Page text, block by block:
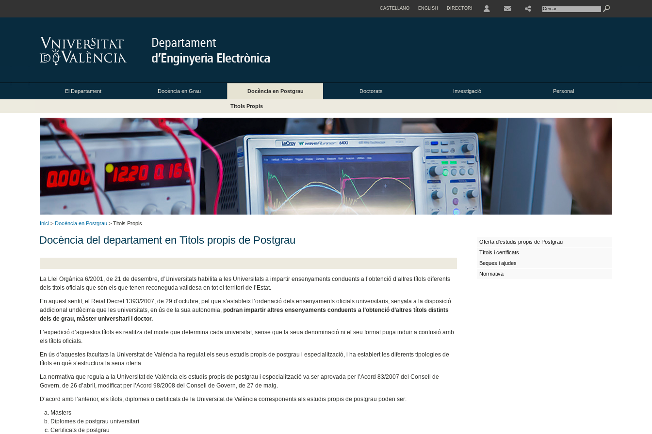
CASTELLANO ENGLISH DIRECTORI
El Departament Docència en Grau Docència en Postgrau Doctorats Investigació Personal
Titols Propis
Inici > Docència en Postgrau > Titols Propis
Docència del departament en Titols propis de Postgrau
La Llei Orgànica 6/2001, de 21 de desembre, d’Universitats habilita a les Universitats a impartir ensenyaments conduents a l’obtenció d’altres títols diferents
dels títols oficials que són els que tenen reconeguda validesa en tot el territori de l’Estat.
En aquest sentit, el Reial Decret 1393/2007, de 29 d’octubre, pel que s’estableix l’ordenació dels ensenyaments oficials universitaris, senyala a la disposició
addicional undècima que les universitats, en ús de la sua autonomia,podran impartir altres ensenyaments conduents a l’obtenció d’altres títols distints
dels de grau, màster universitari i doctor.
L’expedició d’aquestos títols es realitza del mode que determina cada universitat, sense que la seua denominació ni el seu format puga induir a confusió amb
els títols oficials.
En ús d’aquestes facultats la Universitat de València ha regulat els seus estudis propis de postgrau i especialització, i ha establert les diferents tipologies de
títols en què s’estructura la seua oferta.
La normativa que regula a la Universitat de València els estudis propis de postgrau i especialització va ser aprovada per l’Acord 83/2007 del Consell de
Govern, de 26 d’abril, modificat per l’Acord 98/2008 del Consell de Govern, de 27 de maig.
D’acord amb l’anterior, els títols, diplomes o certificats de la Universitat de València corresponents als estudis propis de postgrau poden ser:
Màsters
Diplomes de postgrau universitari
Certificats de postgrau
Oferta d'estudis propis de Postgrau
Títols i certificats
Beques i ajudes
Normativa